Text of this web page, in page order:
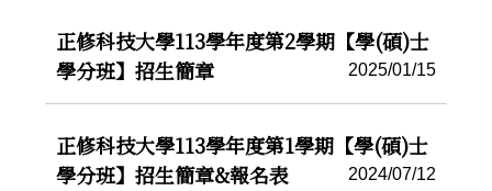
正修科技大學113學年度第2學期【學(碩)士
學分班】招生簡章
2025/01/15
正修科技大學113學年度第1學期【學(碩)士
學分班】招生簡章&報名表
2024/07/12